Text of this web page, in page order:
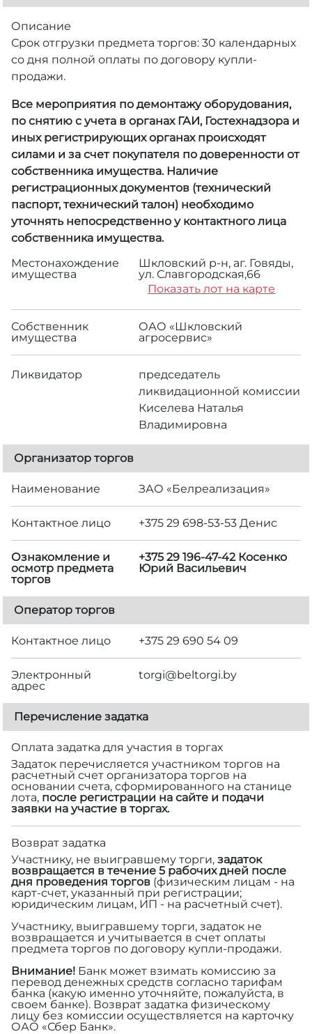
Описание
Срок отгрузки предмета торгов: 30 календарных
со дня полной оплаты по договору купли-
продажи.
Все мероприятия по демонтажу оборудования,
по снятию с учета в органах ГАИ, Гостехнадзора и
иных регистрирующих органах происходят
силами и за счет покупателя по доверенности от
собственника имущества. Наличие
регистрационных документов (технический
паспорт, технический талон) необходимо
уточнять непосредственно у контактного лица
собственника имущества.
Местонахождение
имущества
Шкловский р-н, аг. Говяды,
ул. Славгородская,66
Показать лот на карте
Собственник
имущества
ОАО «Шкловский
агросервис»
Ликвидатор
председатель
ликвидационной комиссии
Киселева Наталья
Владимировна
Организатор торгов
Наименование ЗАО «Белреализация»
Контактное лицо +375 29 698-53-53 Денис
Ознакомление и
осмотр предмета
торгов
+375 29 196-47-42 Косенко
Юрий Васильевич
Оператор торгов
Контактное лицо +375 29 690 54 09
Электронный
адрес
torgi@beltorgi.by
Перечисление задатка
Оплата задатка для участия в торгах
Задаток перечисляется участником торгов на
расчетный счет организатора торгов на
основании счета, сформированного на станице
лота, после регистрации на сайте и подачи
заявки на участие в торгах.
Возврат задатка
Участнику, не выигравшему торги, задаток
возвращается в течение 5 рабочих дней после
дня проведения торгов (физическим лицам - на
карт-счет, указанный при регистрации;
юридическим лицам, ИП - на расчетный счет).
Участнику, выигравшему торги, задаток не
возвращается и учитывается в счет оплаты
предмета торгов по договору купли-продажи.
Внимание! Банк может взимать комиссию за
перевод денежных средств согласно тарифам
банка (какую именно уточняйте, пожалуйста, в
своем банке). Возврат задатка физическому
лицу без комиссии осуществляется на карточку
ОАО «Сбер Банк».